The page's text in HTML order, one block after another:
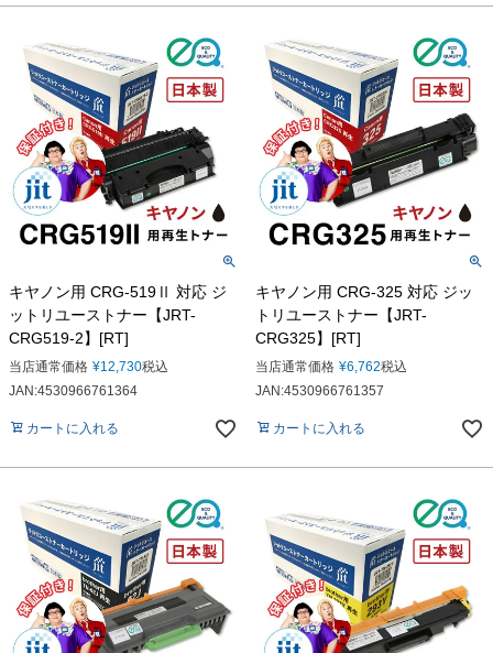
キヤノン用 CRG-519Ⅱ 対応 ジ
ットリユーストナー【JRT-
CRG519-2】[RT]
当店通常価格 ¥12,730税込
JAN:4530966761364
カートに入れる
キヤノン用 CRG-325 対応 ジッ
トリユーストナー【JRT-
CRG325】[RT]
当店通常価格 ¥6,762税込
JAN:4530966761357
カートに入れる